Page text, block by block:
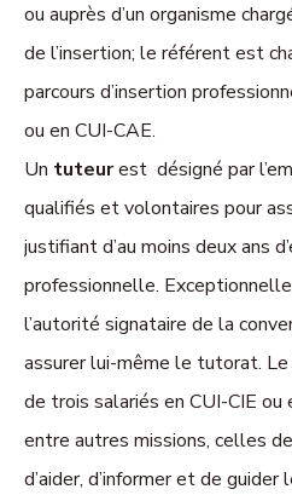
ou auprès d’un organisme
de l’insertion; le référent est
parcours d’insertion
ou en CUI-CAE.
Un tuteurest désigné par
qualifiés et volontaires pour
justifiant d’au moins deux ans
professionnelle.
l’autorité signataire de la
assurer lui-même le tutorat.
de trois salariés en CUI-CIE ou
entre autres missions, celles
d’aider, d’informer et de